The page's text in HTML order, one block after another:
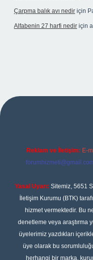
Çarpma balık avı nedir için
Alfabenin 27 harfi nedir için
Reklam ve İletişim: E-
Yasal Uyarı: Sitemiz, 5651
İletişim Kurumu (BTK)
hizmet vermektedir. Bu
denetleme veya araştırma
üyelerimiz yazdıkları
üye olarak bu
herhangi bir marka,